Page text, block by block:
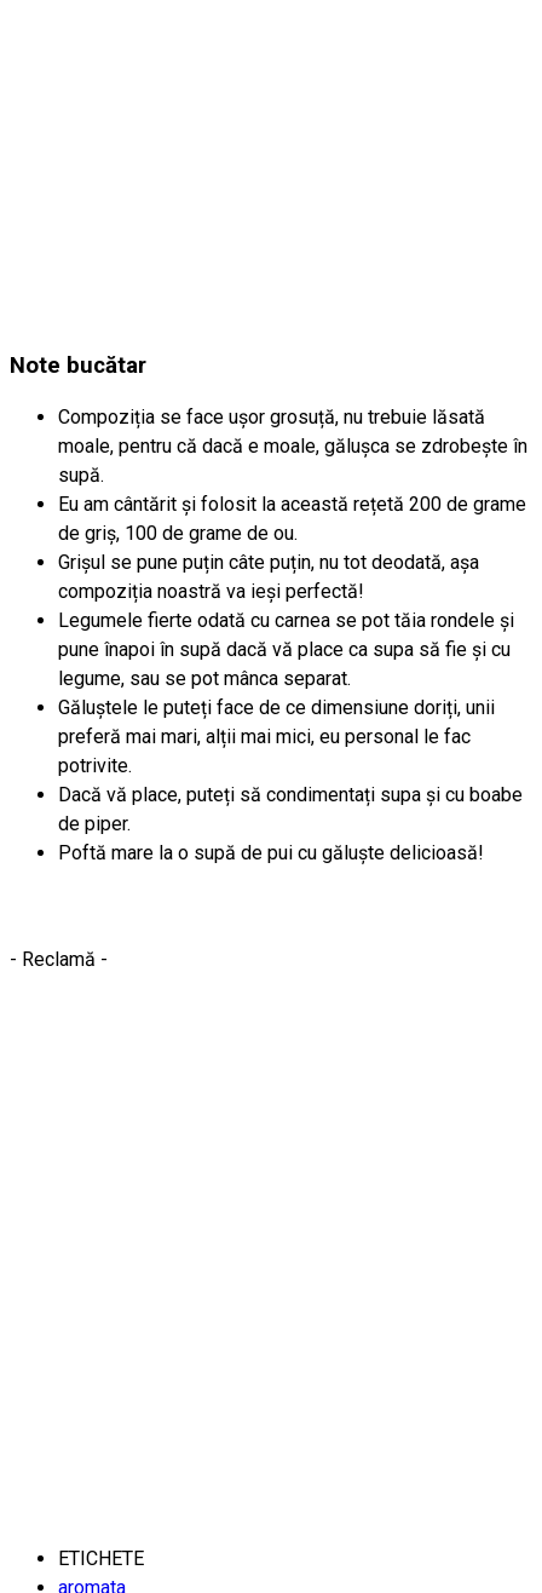
Note bucătar
Compoziția se face ușor grosuță, nu trebuie lăsată
moale, pentru că dacă e moale, gălușca se zdrobește în
supă.
Eu am cântărit și folosit la această rețetă 200 de grame
de griș, 100 de grame de ou.
Grișul se pune puțin câte puțin, nu tot deodată, așa
compoziția noastră va ieși perfectă!
Legumele fierte odată cu carnea se pot tăia rondele și
pune înapoi în supă dacă vă place ca supa să fie și cu
legume, sau se pot mânca separat.
Găluștele le puteți face de ce dimensiune doriți, unii
preferă mai mari, alții mai mici, eu personal le fac
potrivite.
Dacă vă place, puteți să condimentați supa și cu boabe
de piper.
Poftă mare la o supă de pui cu găluște delicioasă!
- Reclamă -
ETICHETE
aromata